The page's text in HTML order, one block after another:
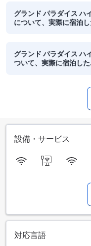
グランド パラダイス ハ
について、実際に宿泊
グランド パラダイス ハ
ついて、実際に宿泊し
設備・サービス
対応言語